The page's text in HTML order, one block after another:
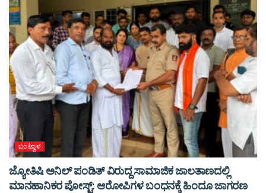
ಬಂಟ್ವಾಳ
ಜ್ಯೋತಿಷಿ ಅನಿಲ್ ಪಂಡಿತ್ ವಿರುದ್ದ ಸಾಮಾಜಿಕ ಜಾಲತಾಣದಲ್ಲಿ
ಮಾನಹಾನಿಕರ ಪೋಸ್ಟ್: ಆರೋಪಿಗಳ ಬಂಧನಕ್ಕೆ ಹಿಂದೂ ಜಾಗರಣ